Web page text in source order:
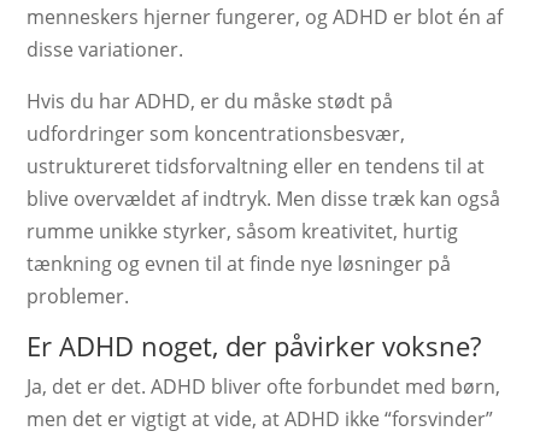
menneskers hjerner fungerer, og ADHD er blot én af
disse variationer.
Hvis du har ADHD, er du måske stødt på
udfordringer som koncentrationsbesvær,
ustruktureret tidsforvaltning eller en tendens til at
blive overvældet af indtryk. Men disse træk kan også
rumme unikke styrker, såsom kreativitet, hurtig
tænkning og evnen til at finde nye løsninger på
problemer.
Er ADHD noget, der påvirker voksne?
Ja, det er det. ADHD bliver ofte forbundet med børn,
men det er vigtigt at vide, at ADHD ikke “forsvinder”